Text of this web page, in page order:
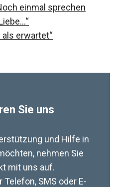
einmal sprechen
als erwartet“
Sie uns
und Hilfe in
nehmen Sie
mit uns auf.
SMS oder E-